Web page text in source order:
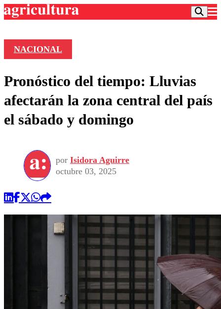
Frecuencias
Agricultura TV
Deportes
Colo Colo
Seleccion Chilena
Torneo Internacional
Universidad de Chile
Entretención
Economía
Internacional
Sustentabilidad
Publicaciones en medios
Opinión
NACIONAL
Pronóstico del tiempo: Lluvias
afectarán la zona central del país
el sábado y domingo
por Isidora Aguirre
octubre 03, 2025